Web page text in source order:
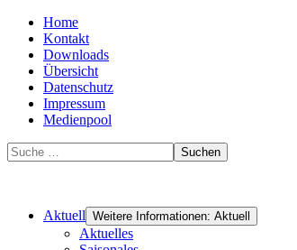
Home
Kontakt
Downloads
Übersicht
Datenschutz
Impressum
Medienpool
Suchen
Aktuell Weitere Informationen: Aktuell
Aktuelles